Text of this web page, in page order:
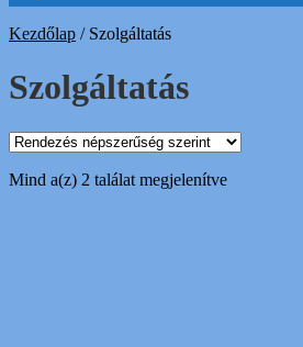
Kezdőlap / Szolgáltatás
Szolgáltatás
Mind a(z) 2 találat megjelenítveSorted